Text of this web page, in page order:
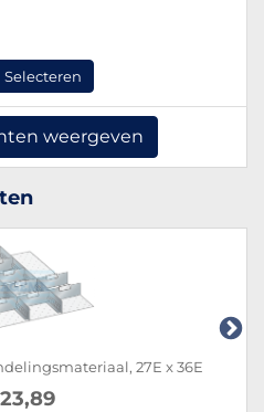
Selecteren
weergeven
27E x 36E